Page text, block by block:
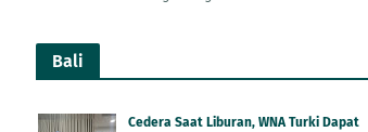
Bali
Cedera Saat Liburan, WNA Turki Dapat